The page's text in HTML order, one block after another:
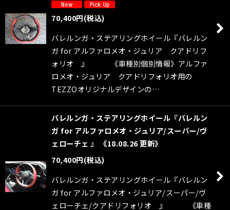
70,400円(税込)
バレルンガ・ステアリングホイール『バレルン
ガ for アルファロメオ・ジュリア クアドリフ
ォリオ 』 《車種別個別情報》アルファ
ロメオ・ジュリア クアドリフォリオ用の
TEZZOオリジナルデザインの…
バレルンガ・ステアリングホイール『バレルン
ガ for アルファロメオ・ジュリア/スーパー/ヴ
ェローチェ 』 《18.08.26 更新》
70,400円(税込)
バレルンガ・ステアリングホイール『バレルン
ガ for アルファロメオ・ジュリア/スーパー/ヴ
ェローチェ/クアドリフォリオ 』 《車種